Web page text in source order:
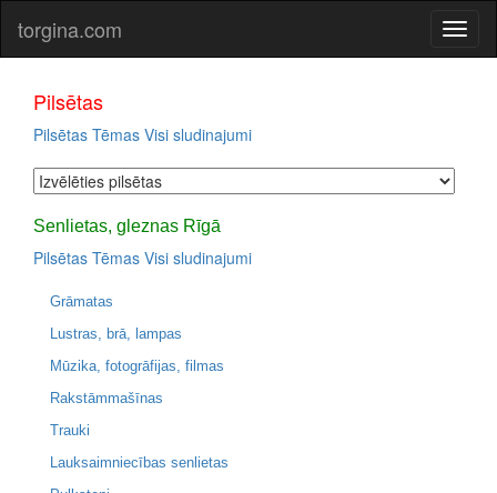
torgina.com
Pilsētas
Pilsētas Tēmas Visi sludinajumi
Senlietas, gleznas Rīgā
Pilsētas Tēmas Visi sludinajumi
Grāmatas
Lustras, brā, lampas
Mūzika, fotogrāfijas, filmas
Rakstāmmašīnas
Trauki
Lauksaimniecības senlietas